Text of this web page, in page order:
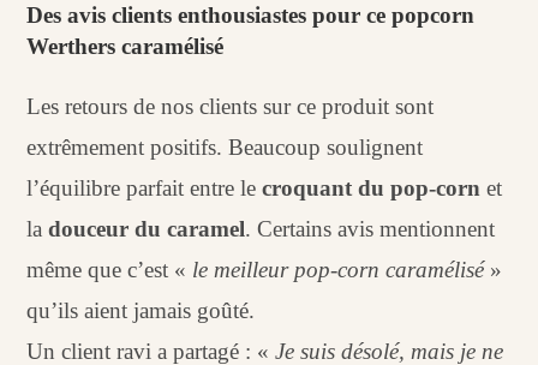
Des avis clients enthousiastes pour ce popcorn
Werthers caramélisé
Les retours de nos clients sur ce produit sont
extrêmement positifs. Beaucoup soulignent
l’équilibre parfait entre lecroquant du pop-corn et
ladouceur du caramel. Certains avis mentionnent
même que c’est « le meilleur pop-corn caramélisé»
qu’ils aient jamais goûté.
Un client ravi a partagé : «Je suis désolé, mais je ne